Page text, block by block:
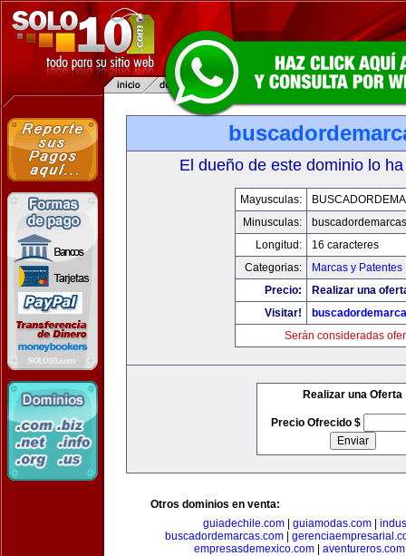
El dueño de este dominio lo
Mayusculas:
Minusculas:
Longitud:
16 caracteres
Categorias:
Marcas y Patentes
Precio:
Realizar una
Visitar!
Serán consideradas
Realizar una Oferta
Precio Ofrecido $
Otros dominios en venta:
guiadechile.com
guiamodas.com
buscadordemarcas.com|
empresasdemexico.com| aventureros.com